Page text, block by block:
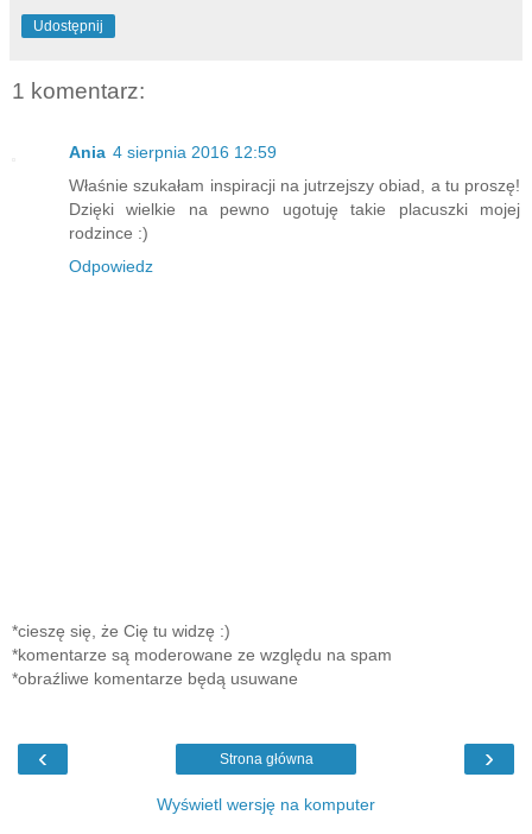
Udostępnij
1 komentarz:
Ania 4 sierpnia 2016 12:59
Właśnie szukałam inspiracji na jutrzejszy obiad, a tu proszę!
Dzięki wielkie na pewno ugotuję takie placuszki mojej
rodzince :)
Odpowiedz
*cieszę się, że Cię tu widzę :)
*komentarze są moderowane ze względu na spam
*obraźliwe komentarze będą usuwane
‹ ›
Strona główna
Wyświetl wersję na komputer